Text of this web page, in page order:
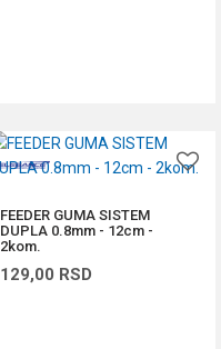
FEEDER GUMA SISTEM
DUPLA 0.8mm - 12cm -
2kom.
129,00 RSD